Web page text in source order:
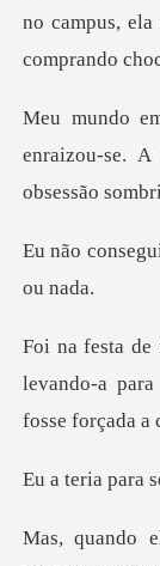
no campus,
enraizou-se.
levando-a
ria par